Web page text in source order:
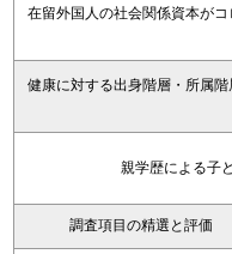
在留外国人の社会関係資本が
健康に対する出身階層・所属
親学歴による子
調査項目の精選と評価